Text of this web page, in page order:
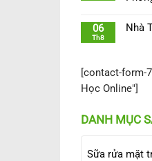
06
Th8
Nhà
[contact-form-
Học Online"]
DANH MỤC
Sữa rửa mặt